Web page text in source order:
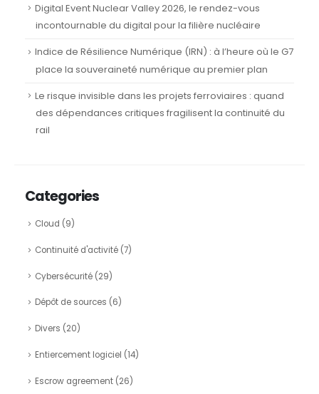
Digital Event Nuclear Valley 2026, le rendez-vous
incontournable du digital pour la filière nucléaire
Indice de Résilience Numérique (IRN) : à l’heure où le G7
place la souveraineté numérique au premier plan
Le risque invisible dans les projets ferroviaires : quand
des dépendances critiques fragilisent la continuité du
rail
Categories
Cloud (9)
Continuité d'activité(7)
Cybersécurité(29)
Dépôt de sources (6)
Divers (20)
Entiercement logiciel (14)
Escrow agreement(26)